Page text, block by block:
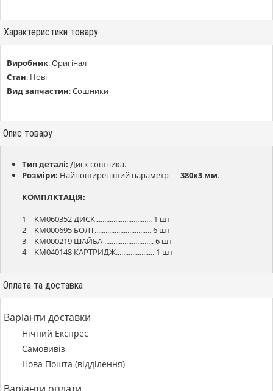
Характеристики товару:
Виробник:Оригінал
Стан: Нові
Вид запчастин:Сошники
Опис товару
Тип деталі: Диск сошника.
Розміри: Найпоширеніший параметр —380х3 мм.
КОМПЛКТАЦІЯ:
1 – KM060352 ДИСК............................... 1 шт
2 – KM000695 БОЛТ............................... 6 шт
3 – KM000219 ШАЙБА ........................... 6 шт
4 – KM040148 КАРТРИДЖ..................... 1 шт
Оплата та доставка
Варіанти доставки
Нічний Експрес
Самовивіз
Нова Пошта (відділення)